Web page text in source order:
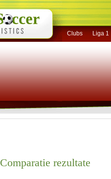
Clubs Liga 1
Comparatie rezultate